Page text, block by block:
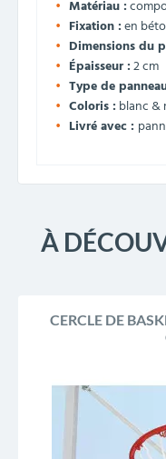
Matériau :
Fixation :en
Dimensions du
Épaisseur :2 cm
Type de
Coloris : blanc &
Livré avec :
À
CERCLE DE